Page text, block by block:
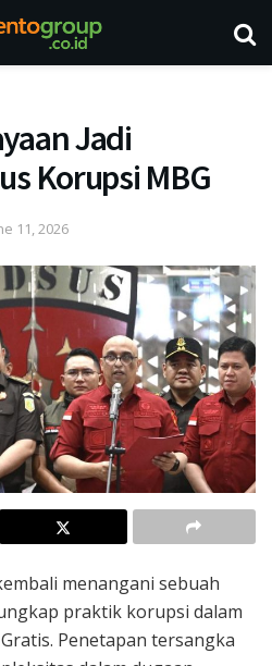
Jadi
Korupsi MBG
11, 2026
menangani sebuah
praktik korupsi dalam
Penetapan tersangka